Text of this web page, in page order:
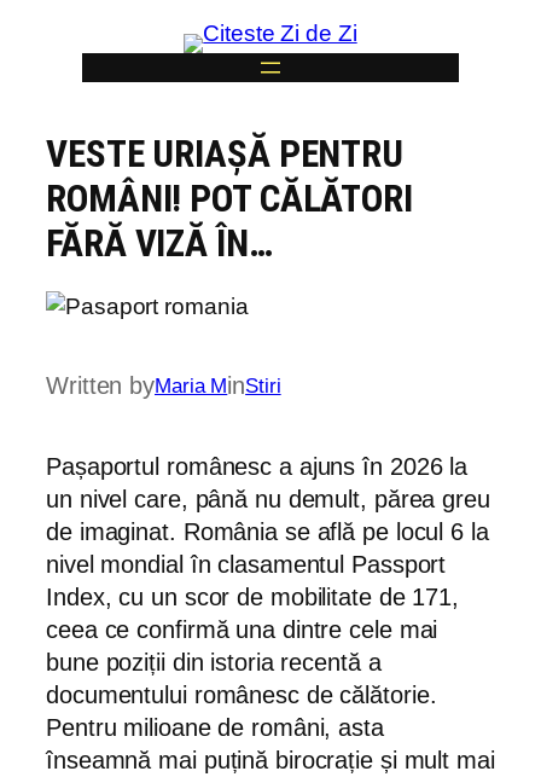
content
VESTE URIAȘĂ PENTRU
ROMÂNI! POT CĂLĂTORI
FĂRĂ VIZĂ ÎN…
Written byMaria MinStiri
Pașaportul românesc a ajuns în 2026 la
un nivel care, până nu demult, părea greu
de imaginat. România se află pe locul 6 la
nivel mondial în clasamentul Passport
Index, cu un scor de mobilitate de 171,
ceea ce confirmă una dintre cele mai
bune poziții din istoria recentă a
documentului românesc de călătorie.
Pentru milioane de români, asta
înseamnă mai puțină birocrație și mult mai
6